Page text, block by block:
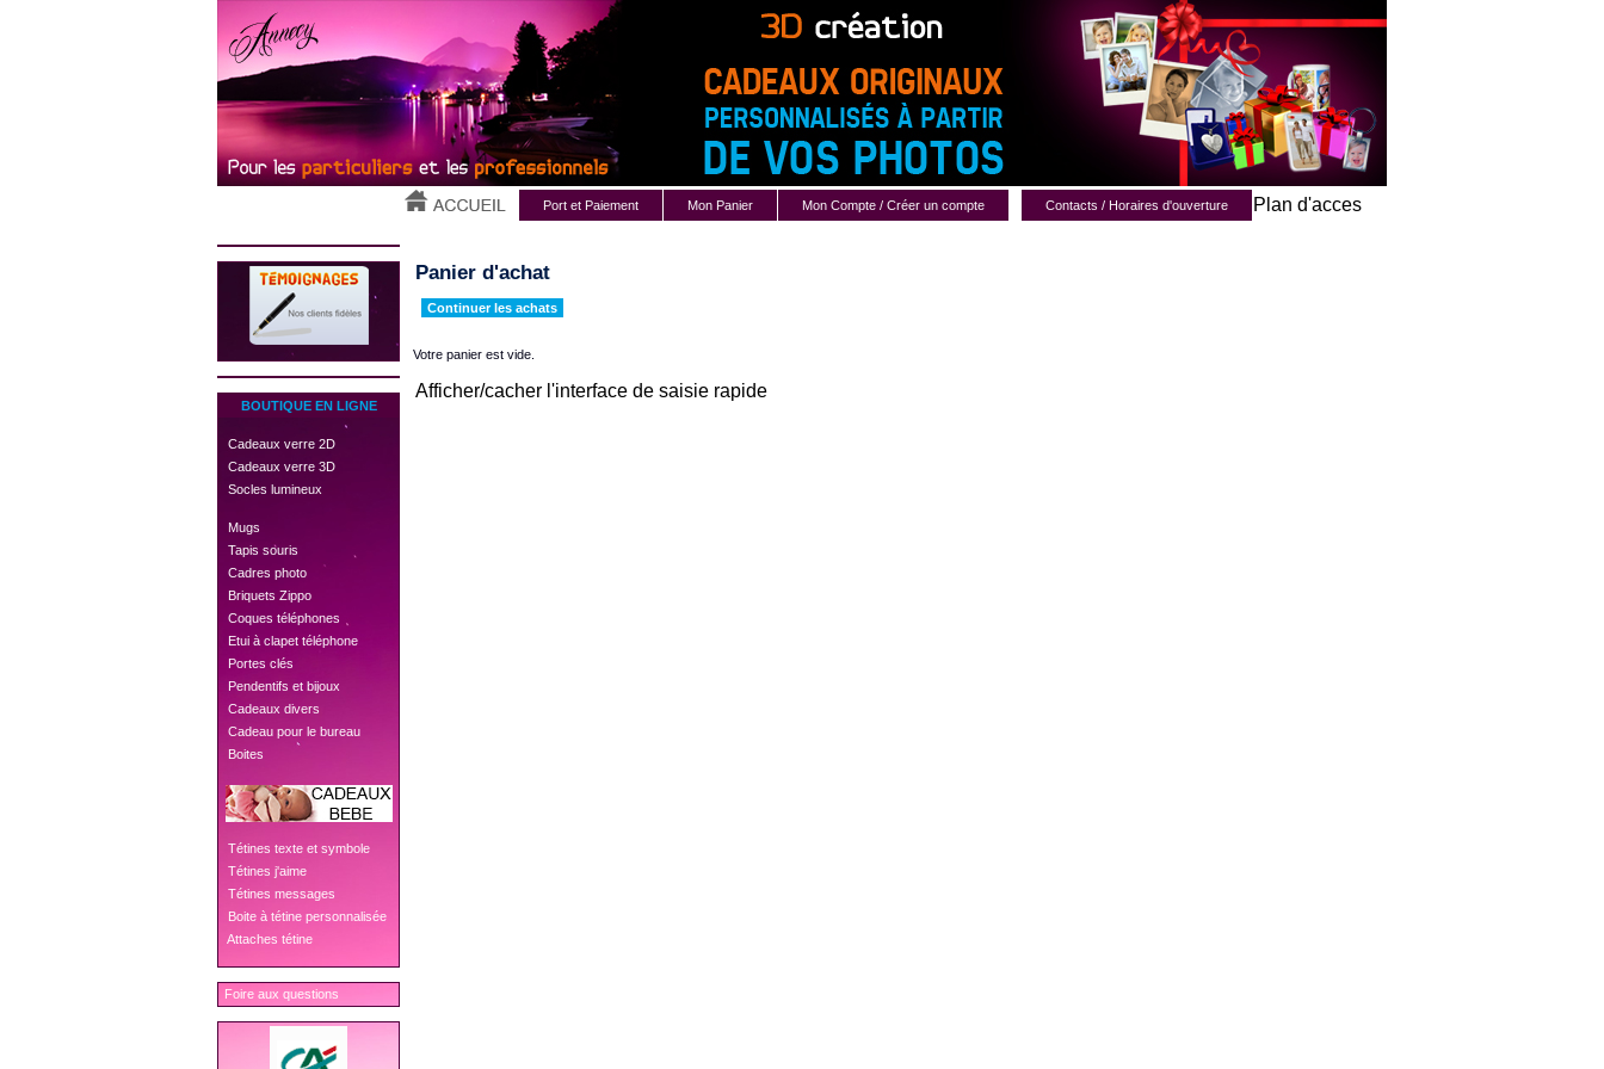
Port et Paiement Mon Panier Mon Compte / Créer un compte Contacts / Horaires d'ouverture Plan d'acces
BOUTIQUE EN LIGNE
 Cadeaux verre 2D
 Cadeaux verre 3D
 Socles lumineux
 Mugs
 Tapis souris
 Cadres photo
 Briquets Zippo
 Coques téléphones
 Etui à clapet téléphone
 Portes clés
 Pendentifs et bijoux
 Cadeaux divers
 Cadeau pour le bureau
 Boites
 Tétines texte et symbole
 Tétines j'aime
 Tétines messages
 Boite à tétine personnalisée
 Attaches tétine
Foire aux questions
Panier d'achat
Continuer les achats
Votre panier est vide.
Afficher/cacher l'interface de saisie rapide